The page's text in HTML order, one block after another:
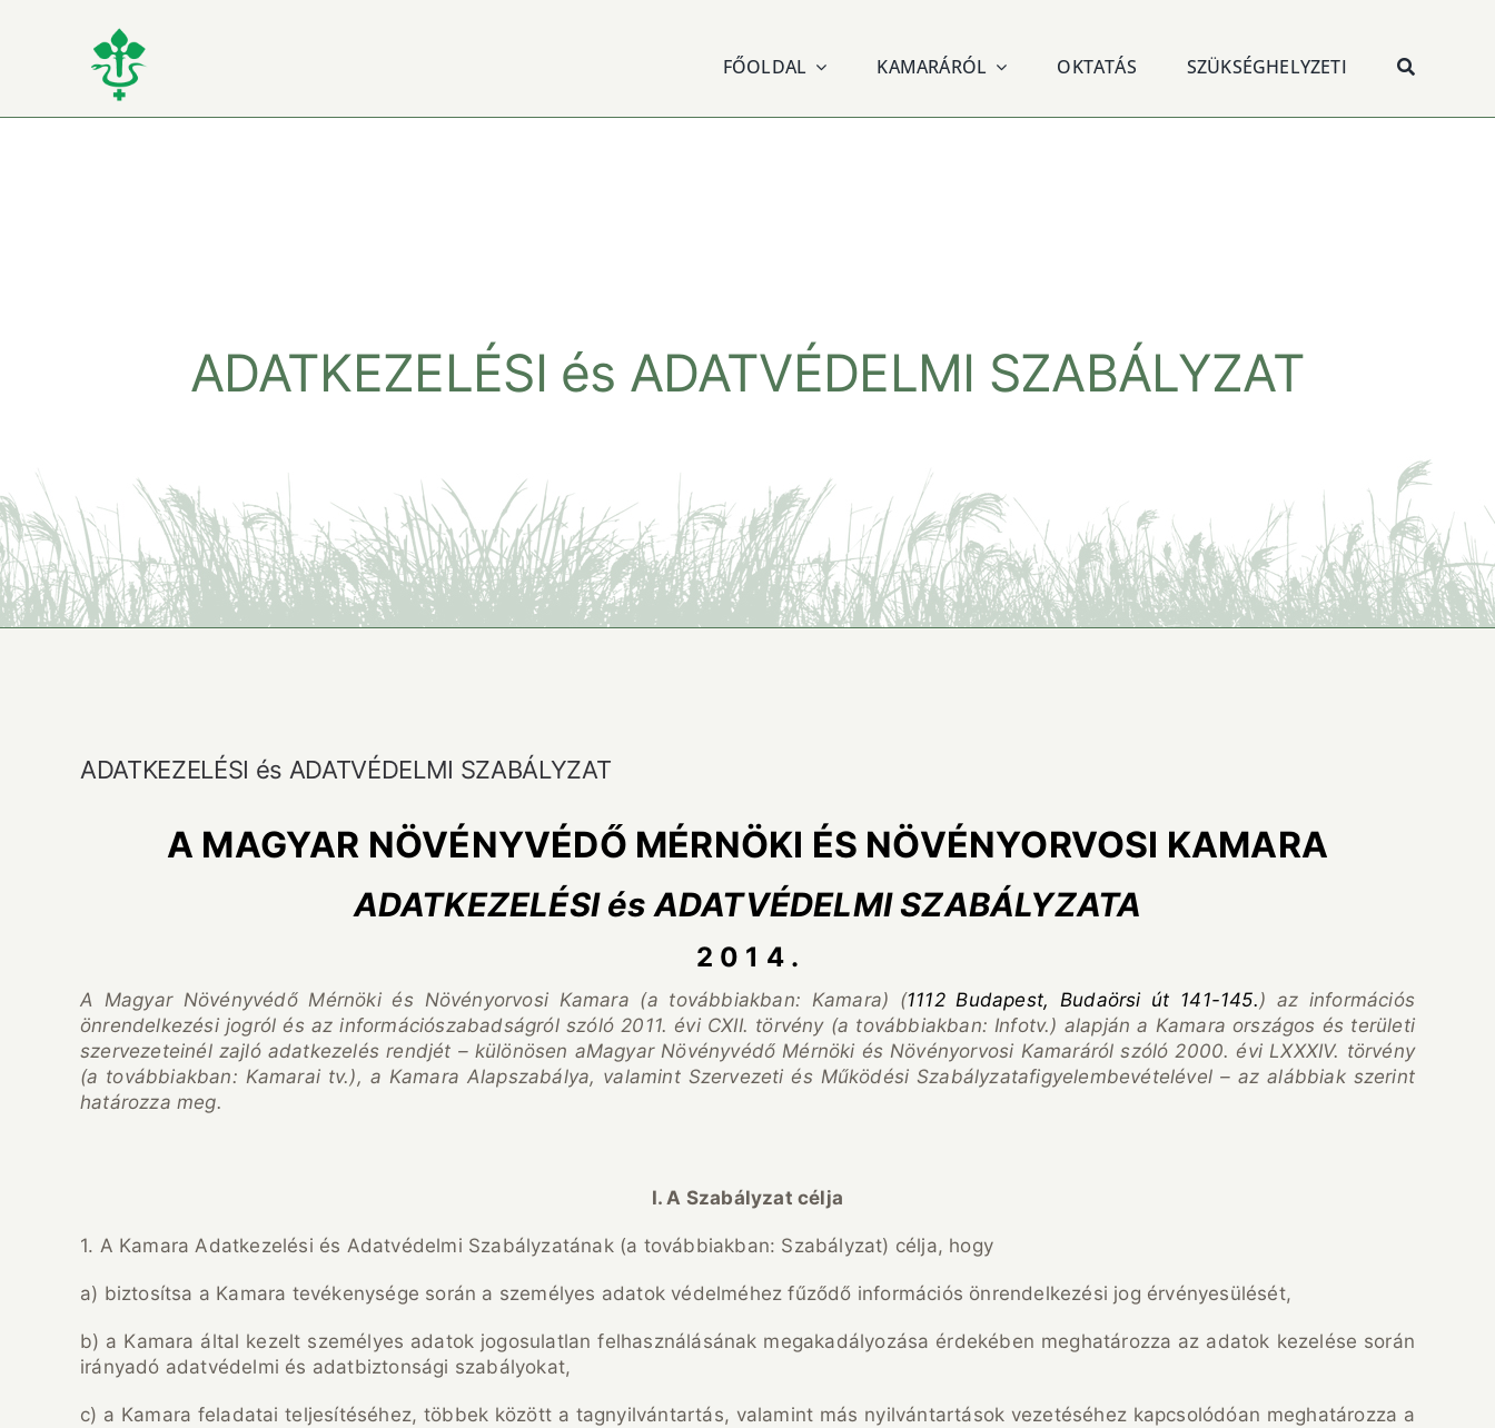
FŐOLDAL KAMARÁRÓL OKTATÁS SZÜKSÉGHELYZETI
ADATKEZELÉSI és ADATVÉDELMI SZABÁLYZAT
ADATKEZELÉSI és ADATVÉDELMI SZABÁLYZAT
A MAGYAR NÖVÉNYVÉDŐ MÉRNÖKI ÉS NÖVÉNYORVOSI KAMARA
ADATKEZELÉSI és ADATVÉDELMI SZABÁLYZATA
2 0 1 4 .
A Magyar Növényvédő Mérnöki és Növényorvosi Kamara (a továbbiakban: Kamara) (1112 Budapest, Budaörsi út 141-145.) az információs
önrendelkezési jogról és az információszabadságról szóló 2011. évi CXII. törvény (a továbbiakban: Infotv.) alapján a Kamara országos és területi
szervezeteinél zajló adatkezelés rendjét – különösen aMagyar Növényvédő Mérnöki és Növényorvosi Kamaráról szóló 2000. évi LXXXIV. törvény
(a továbbiakban: Kamarai tv.), a Kamara Alapszabálya, valamint Szervezeti és Működési Szabályzatafigyelembevételével – az alábbiak szerint
határozza meg.
I. A Szabályzat célja
1. A Kamara Adatkezelési és Adatvédelmi Szabályzatának (a továbbiakban: Szabályzat) célja, hogy
a) biztosítsa a Kamara tevékenysége során a személyes adatok védelméhez fűződő információs önrendelkezési jog érvényesülését,
b) a Kamara által kezelt személyes adatok jogosulatlan felhasználásának megakadályozása érdekében meghatározza az adatok kezelése során
irányadó adatvédelmi és adatbiztonsági szabályokat,
c) a Kamara feladatai teljesítéséhez, többek között a tagnyilvántartás, valamint más nyilvántartások vezetéséhez kapcsolódóan meghatározza a